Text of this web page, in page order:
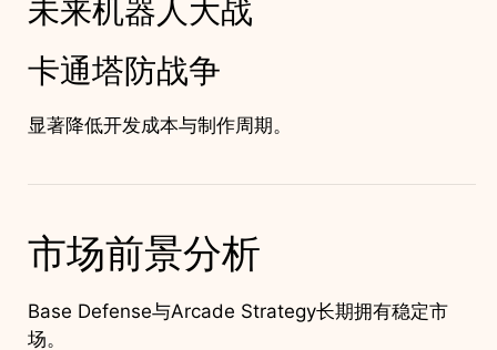
未来机器人大战
卡通塔防战争
显著降低开发成本与制作周期。
市场前景分析
Base Defense与Arcade Strategy长期拥有稳定市
场。